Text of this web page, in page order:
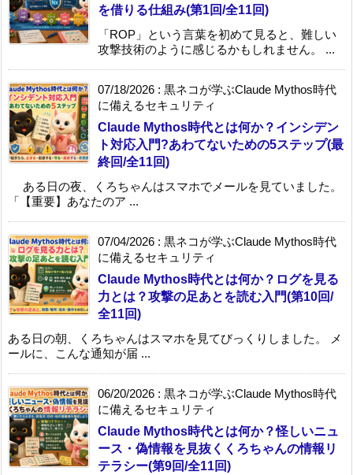
を借りる仕組み(第1回/全11回)
「ROP」という言葉を初めて見ると、難しい
攻撃技術のように感じるかもしれません。 ...
07/18/2026 : 黒ネコが学ぶClaude Mythos時代
に備えるセキュリティ
Claude Mythos時代とは何か？インシデン
ト対応入門?あわてないための5ステップ(最
終回/全11回)
ある日の夜、くろちゃんはスマホでメールを見ていました。
「【重要】あなたのア ...
07/04/2026 : 黒ネコが学ぶClaude Mythos時代
に備えるセキュリティ
Claude Mythos時代とは何か？ログを見る
力とは？攻撃の足あとを読む入門(第10回/
全11回)
ある日の朝、くろちゃんはスマホを見てびっくりしました。 メ
ールに、こんな通知が届 ...
06/20/2026 : 黒ネコが学ぶClaude Mythos時代
に備えるセキュリティ
Claude Mythos時代とは何か？怪しいニュ
ース・偽情報を見抜くくろちゃんの情報リ
テラシー(第9回/全11回)